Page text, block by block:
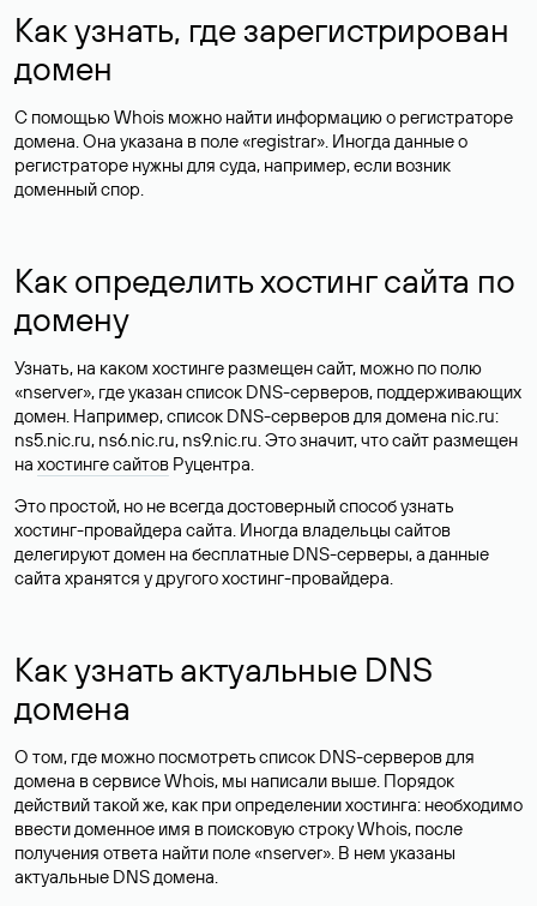
Как узнать, где зарегистрирован
домен
С помощью Whois можно найти информацию о регистраторе
домена. Она указана в поле «registrar». Иногда данные о
регистраторе нужны для суда, например, если возник
доменный спор.
Как определить хостинг сайта по
домену
Узнать, на каком хостинге размещен сайт, можно по полю
«nserver», где указан список DNS-серверов, поддерживающих
домен. Например, список DNS-серверов для домена nic.ru:
ns5.nic.ru, ns6.nic.ru, ns9.nic.ru. Это значит, что сайт размещен
на хостинге сайтов Руцентра.
Это простой, но не всегда достоверный способ узнать
хостинг-провайдера сайта. Иногда владельцы сайтов
делегируют домен на бесплатные DNS-серверы, а данные
сайта хранятся у другого хостинг-провайдера.
Как узнать актуальные DNS
домена
О том, где можно посмотреть список DNS-серверов для
домена в сервисе Whois, мы написали выше. Порядок
действий такой же, как при определении хостинга: необходимо
ввести доменное имя в поисковую строку Whois, после
получения ответа найти поле «nserver». В нем указаны
актуальные DNS домена.